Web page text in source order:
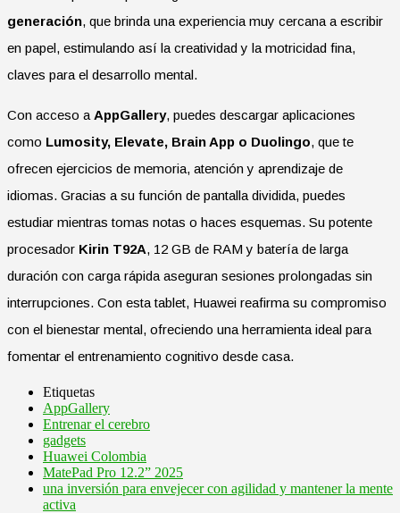
generación, que brinda una experiencia muy cercana a escribir
en papel, estimulando así la creatividad y la motricidad fina,
claves para el desarrollo mental.
Con acceso a AppGallery, puedes descargar aplicaciones
como Lumosity, Elevate, Brain App o Duolingo, que te
ofrecen ejercicios de memoria, atención y aprendizaje de
idiomas. Gracias a su función de pantalla dividida, puedes
estudiar mientras tomas notas o haces esquemas. Su potente
procesador Kirin T92A, 12 GB de RAM y batería de larga
duración con carga rápida aseguran sesiones prolongadas sin
interrupciones. Con esta tablet, Huawei reafirma su compromiso
con el bienestar mental, ofreciendo una herramienta ideal para
fomentar el entrenamiento cognitivo desde casa.
Etiquetas
AppGallery
Entrenar el cerebro
gadgets
Huawei Colombia
MatePad Pro 12.2” 2025
una inversión para envejecer con agilidad y mantener la mente
activa